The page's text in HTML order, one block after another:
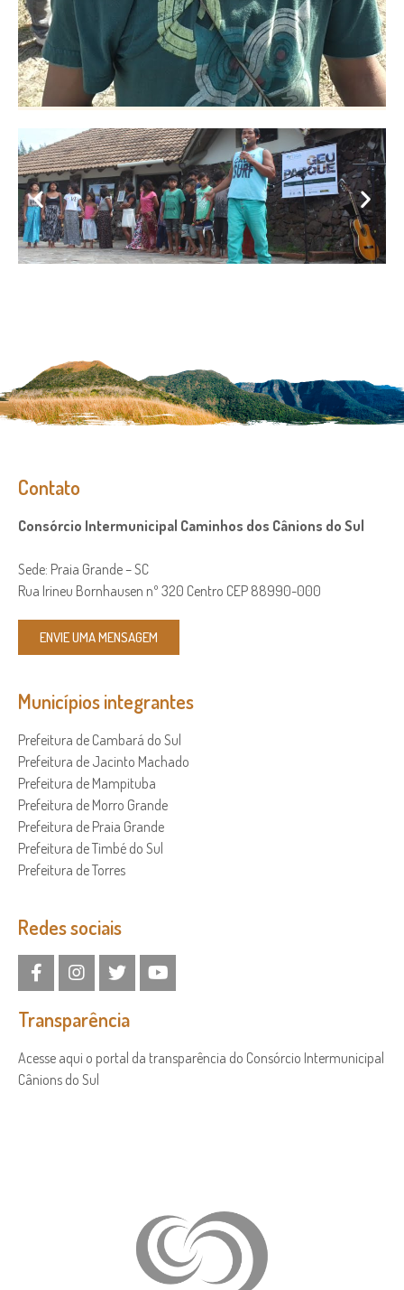
Contato
Consórcio Intermunicipal Caminhos dos Cânions do Sul
Sede: Praia Grande – SC
Rua Irineu Bornhausen nº 320 Centro CEP 88990-000
ENVIE UMA MENSAGEM
Municípios integrantes
Prefeitura de Cambará do Sul
Prefeitura de Jacinto Machado
Prefeitura de Mampituba
Prefeitura de Morro Grande
Prefeitura de Praia Grande
Prefeitura de Timbé do Sul
Prefeitura de Torres
Redes sociais
Transparência
Acesse aqui o portal da transparência do Consórcio Intermunicipal
Cânions do Sul